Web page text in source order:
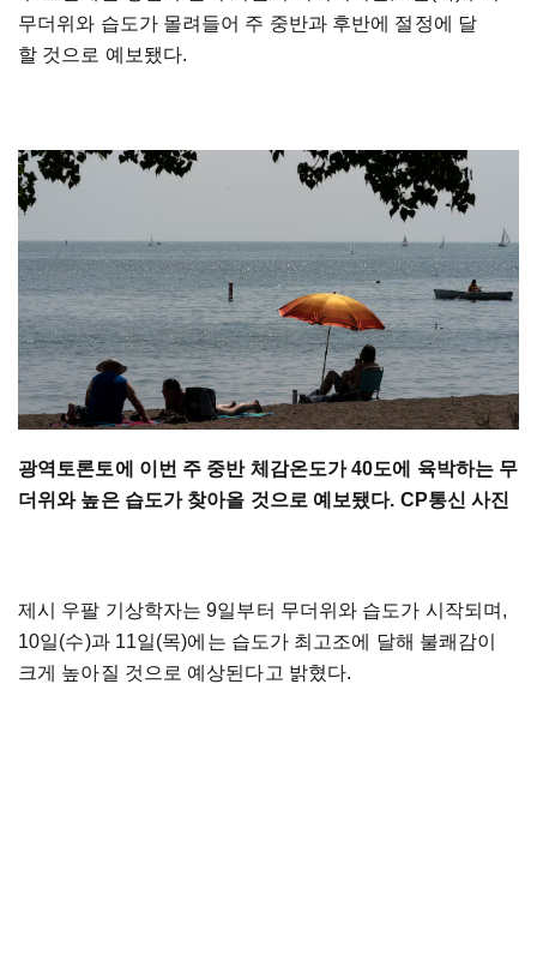
무더위와 습도가 몰려들어 주 중반과 후반에 절정에 달
할 것으로 예보됐다.
광역토론토에 이번 주 중반 체감온도가 40도에 육박하는 무
더위와 높은 습도가 찾아올 것으로 예보됐다. CP통신 사진
제시 우팔 기상학자는 9일부터 무더위와 습도가 시작되며,
10일(수)과 11일(목)에는 습도가 최고조에 달해 불쾌감이
크게 높아질 것으로 예상된다고 밝혔다.